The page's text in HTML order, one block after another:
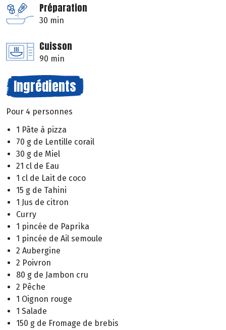
Préparation
30 min
Cuisson
90 min
Ingrédients
Pour 4 personnes
1 Pâte à pizza
70 g de Lentille corail
30 g de Miel
21 cl de Eau
1 cl de Lait de coco
15 g de Tahini
1 Jus de citron
Curry
1 pincée de Paprika
1 pincée de Ail semoule
2 Aubergine
2 Poivron
80 g de Jambon cru
2 Pêche
1 Oignon rouge
1 Salade
150 g de Fromage de brebis